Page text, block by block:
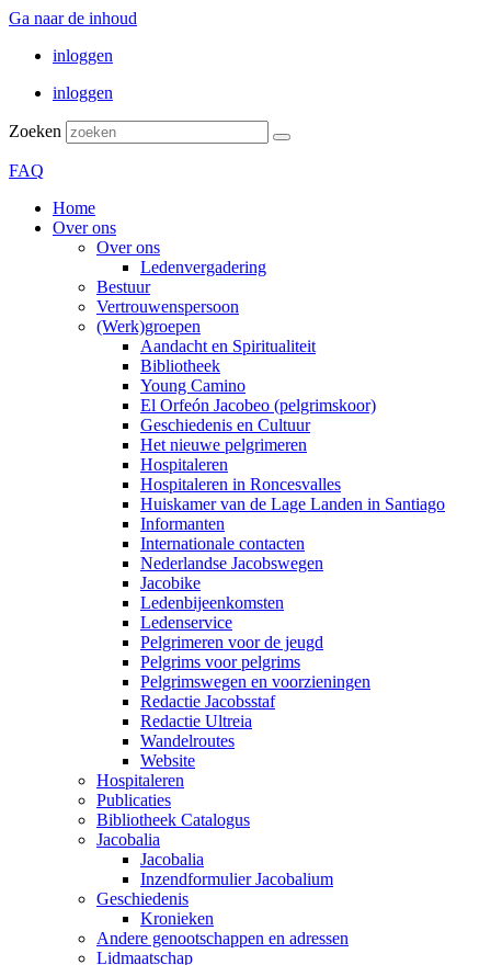
Ga naar de inhoud
inloggen
inloggen
Zoeken
FAQ
Home
Over ons
Over ons
Ledenvergadering
Bestuur
Vertrouwenspersoon
(Werk)groepen
Aandacht en Spiritualiteit
Bibliotheek
Young Camino
El Orfeón Jacobeo (pelgrimskoor)
Geschiedenis en Cultuur
Het nieuwe pelgrimeren
Hospitaleren
Hospitaleren in Roncesvalles
Huiskamer van de Lage Landen in Santiago
Informanten
Internationale contacten
Nederlandse Jacobswegen
Jacobike
Ledenbijeenkomsten
Ledenservice
Pelgrimeren voor de jeugd
Pelgrims voor pelgrims
Pelgrimswegen en voorzieningen
Redactie Jacobsstaf
Redactie Ultreia
Wandelroutes
Website
Hospitaleren
Publicaties
Bibliotheek Catalogus
Jacobalia
Jacobalia
Inzendformulier Jacobalium
Geschiedenis
Kronieken
Andere genootschappen en adressen
Lidmaatschap